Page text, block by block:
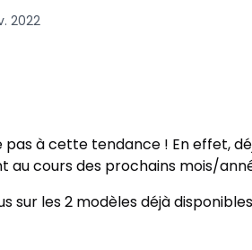
2022
pas à cette tendance ! En effet,
au cours des prochains mois/
sur les 2 modèles déjà